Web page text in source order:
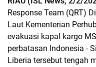
Response Team (QRT)
Laut Kementerian
evakuasi kapal kargo
perbatasan Indonesia -
Liberia tersebut tengah